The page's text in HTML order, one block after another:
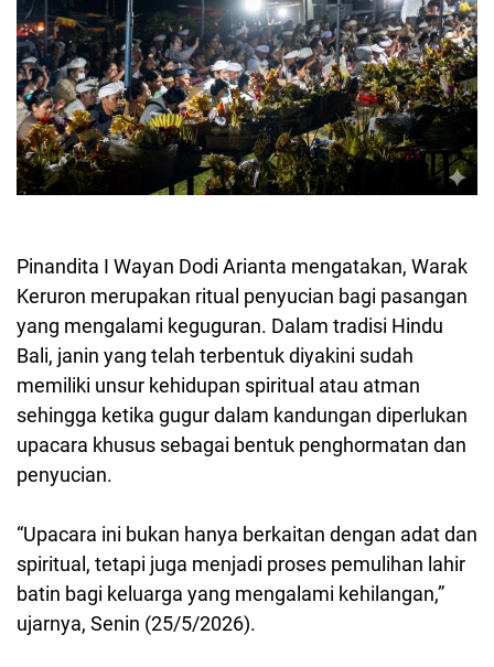
Pinandita I Wayan Dodi Arianta mengatakan, Warak
Keruron merupakan ritual penyucian bagi pasangan
yang mengalami keguguran. Dalam tradisi Hindu
Bali, janin yang telah terbentuk diyakini sudah
memiliki unsur kehidupan spiritual atau atman
sehingga ketika gugur dalam kandungan diperlukan
upacara khusus sebagai bentuk penghormatan dan
penyucian.
“Upacara ini bukan hanya berkaitan dengan adat dan
spiritual, tetapi juga menjadi proses pemulihan lahir
batin bagi keluarga yang mengalami kehilangan,”
ujarnya, Senin (25/5/2026).